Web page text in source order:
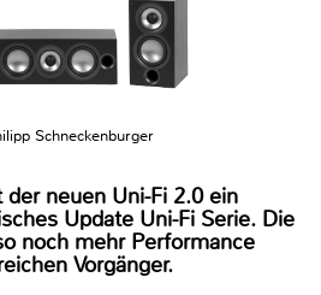
Schneckenburger
neuen Uni-Fi 2.0 ein
Update Uni-Fi Serie. Die
noch mehr Performance
Vorgänger.